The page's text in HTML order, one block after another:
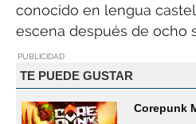
conocido en lengua
escena después de ocho
PUBLICIDAD
TE PUEDE GUSTAR
Corepunk